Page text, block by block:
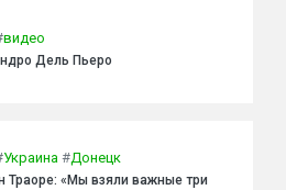
видео
Дель Пьеро
Украина #Донецк
Траоре: «Мы взяли важные три